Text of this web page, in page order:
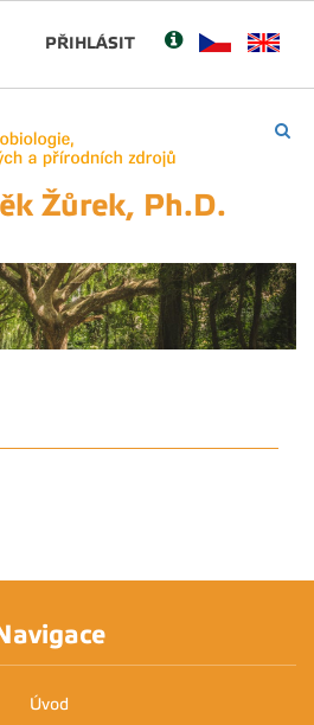
PŘIHLÁSIT
Žůrek, Ph.D.
Úvod